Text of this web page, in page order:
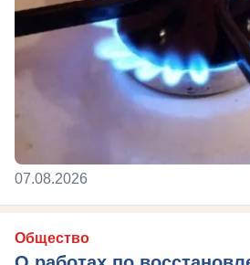
07.08.2026
Общество